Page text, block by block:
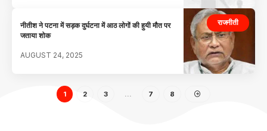
राजनीती
नीतीश ने पटना में सड़क दुर्घटना में आठ लोगों की हुयी मौत पर
जताया शोक
AUGUST 24, 2025
1 2 3 … 7 8